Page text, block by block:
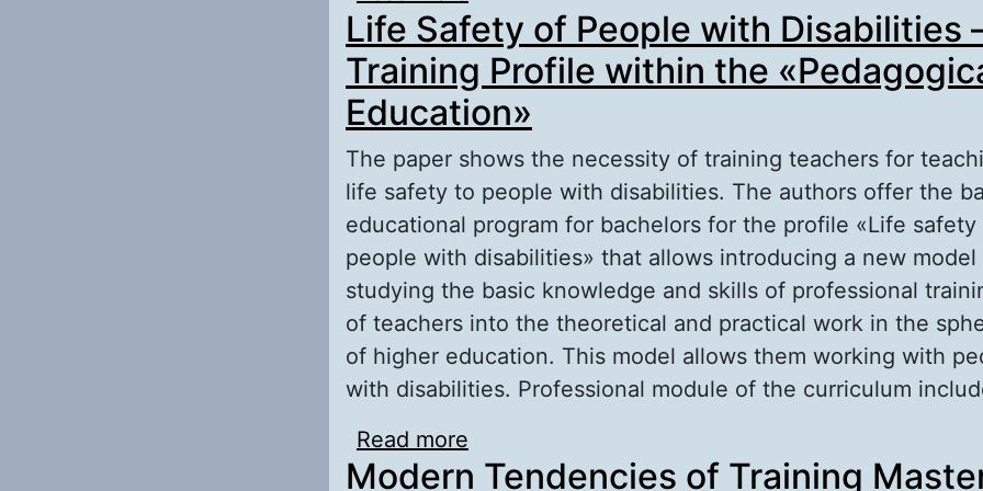
ПСИХОЛОГО-ПЕДАГОГИЧЕСКИХ
ЛЕКСИЧЕСКИЙ И ЛОГИЧЕСКИЙ АСПЕКТЫ
Life Safety of People with Disabilities
Training Profile within the
Education»
The paper shows the necessity of training teachers for
life safety to people with disabilities. The authors offer the
educational program for bachelors for the profile «Life safety
people with disabilities» that allows introducing a new model
studying the basic knowledge and skills of professional
of teachers into the theoretical and practical work in the
of higher education. This model allows them working with
with disabilities. Professional module of the curriculum
Read more
Profile within the «Pedagogical Education»
Modern Tendencies of Training